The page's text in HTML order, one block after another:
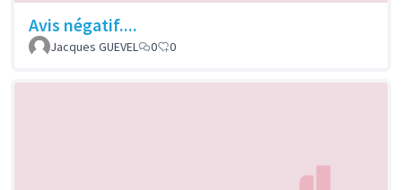
Avis négatif....
Jacques GUEVEL 0 0